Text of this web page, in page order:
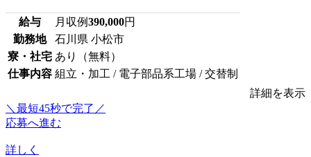
給与 月収例390,000円
勤務地
石川県 小松市
寮・社宅 あり（無料）
仕事内容 組立・加工 / 電子部品系工場 / 交替制
詳細を表示
＼最短45秒で完了／
応募へ進む
詳しく